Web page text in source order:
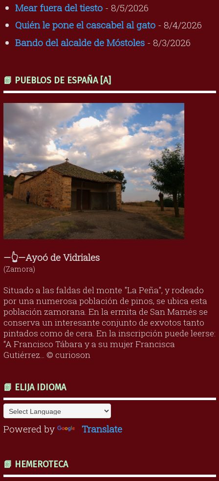
Mear fuera del tiesto- 8/5/2026
Quién le pone el cascabel al gato- 8/4/2026
Bando del alcalde de Móstoles- 8/3/2026
📗 PUEBLOS DE ESPAÑA [A]
—👆—Ayoó de Vidriales
(Zamora)
Situado a las faldas del monte "La Peña", y rodeado
por una numerosa población de pinos, se ubica esta
población zamorana. En la ermita de San Mamés se
conserva un interesante conjunto de exvotos tanto
pintados como de cera. En la inscripción puede leerse:
“A Francisco Tábara y a su mujer Francisca
Gutiérrez... © curioson
📗 ELIJA IDIOMA
Powered by Translate
📗 HEMEROTECA